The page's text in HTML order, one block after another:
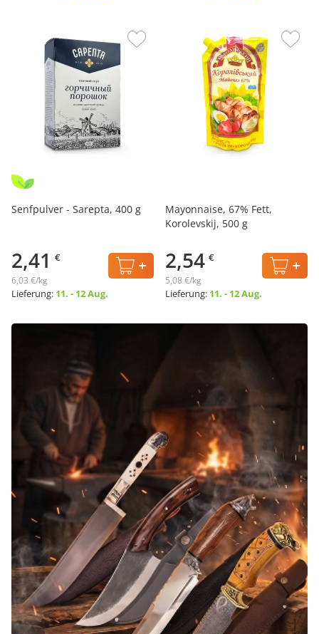
Senfpulver - Sarepta, 400 g
2,41 €
6,03 €/kg
Lieferung: 11. - 12 Aug.
Mayonnaise, 67% Fett,
Korolevskij, 500 g
2,54 €
5,08 €/kg
Lieferung: 11. - 12 Aug.